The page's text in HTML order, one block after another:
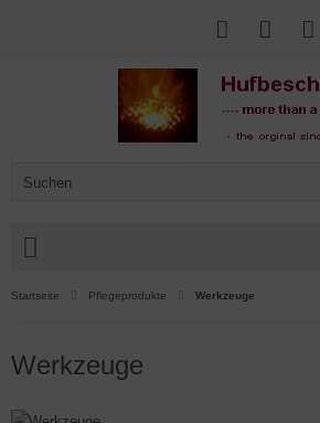
Startseite Pflegeprodukte Werkzeuge
Werkzeuge